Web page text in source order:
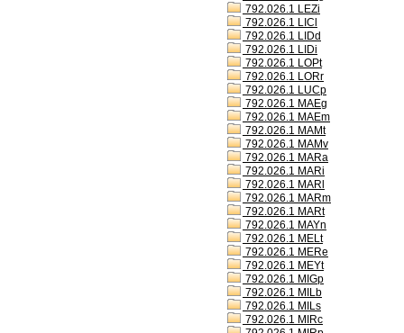
792.026.1 LEZi
792.026.1 LICl
792.026.1 LIDd
792.026.1 LIDi
792.026.1 LOPt
792.026.1 LORr
792.026.1 LUCp
792.026.1 MAEg
792.026.1 MAEm
792.026.1 MAMt
792.026.1 MAMv
792.026.1 MARa
792.026.1 MARi
792.026.1 MARl
792.026.1 MARm
792.026.1 MARt
792.026.1 MAYn
792.026.1 MELt
792.026.1 MERe
792.026.1 MEYt
792.026.1 MIGp
792.026.1 MILb
792.026.1 MILs
792.026.1 MIRc